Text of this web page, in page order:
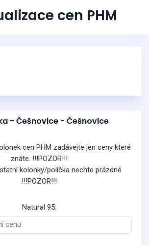
cen PHM
- Češnovice - Češnovice
cen PHM zadávejte jen ceny které
znáte. !!!POZOR!!!
kolonky/políčka nechte prázdné
!!!POZOR!!!
Natural 95: